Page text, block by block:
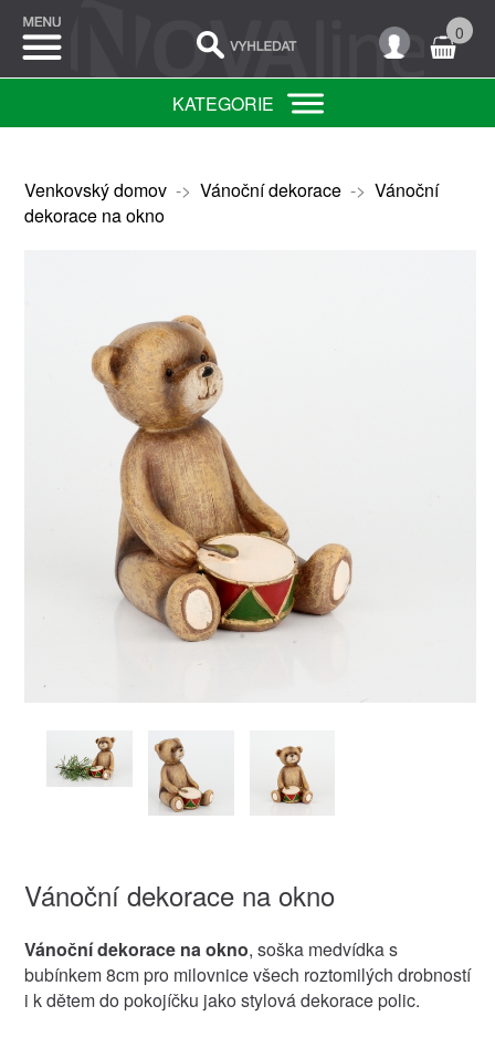
0
KATEGORIE
Venkovský domov-> Vánoční dekorace-> Vánoční
dekorace na okno
Vánoční dekorace na okno
Vánoční dekorace na okno, soška medvídka s
bubínkem 8cm pro milovnice všech roztomilých drobností
i k dětem do pokojíčku jako stylová dekorace polic.